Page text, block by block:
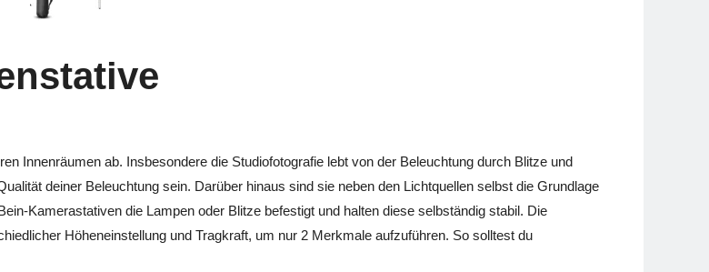
Innenräumen ab. Insbesondere die Studiofotografie lebt von der Beleuchtung durch Blitze und
deiner Beleuchtung sein. Darüber hinaus sind sie neben den Lichtquellen selbst die Grundlage
Kamerastativen die Lampen oder Blitze befestigt und halten diese selbständig stabil. Die
Höheneinstellung und Tragkraft, um nur 2 Merkmale aufzuführen. So solltest du